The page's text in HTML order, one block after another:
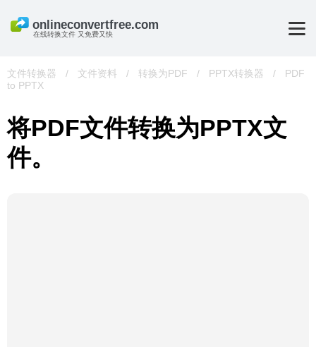
在线转换文件 又免费又快
文件转换器 / 文件资料 / 转换为PDF / PPTX转换器 /
PDF
to PPTX
将PDF文件转换为PPTX文
件。